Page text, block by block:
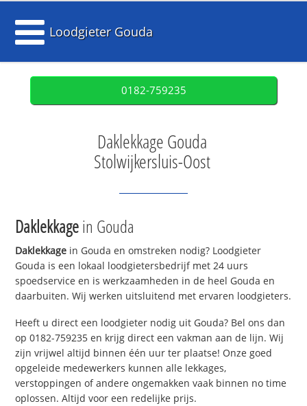
Loodgieter Gouda
0182-759235
Daklekkage Gouda
Stolwijkersluis-Oost
Daklekkagein Gouda
Daklekkage in Gouda en omstreken nodig? Loodgieter
Gouda is een lokaal loodgietersbedrijf met 24 uurs
spoedservice en is werkzaamheden in de heel Gouda en
daarbuiten. Wij werken uitsluitend met ervaren loodgieters.
Heeft u direct een loodgieter nodig uit Gouda? Bel ons dan
op 0182-759235 en krijg direct een vakman aan de lijn. Wij
zijn vrijwel altijd binnen één uur ter plaatse! Onze goed
opgeleide medewerkers kunnen alle lekkages,
verstoppingen of andere ongemakken vaak binnen no time
oplossen. Altijd voor een redelijke prijs.